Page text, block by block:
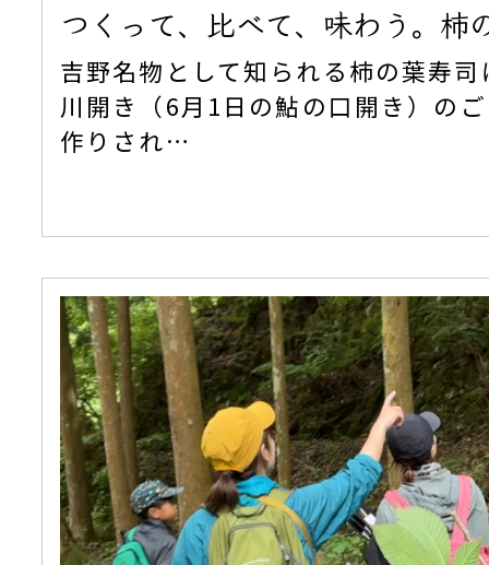
つくって、比べて、味わう。柿
吉野名物として知られる柿の葉寿
川開き（6月1日の鮎の口開き）の
作りされ…